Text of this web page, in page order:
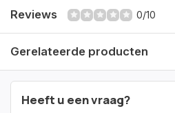
Reviews 0/10
Gerelateerde producten
Heeft u een vraag?